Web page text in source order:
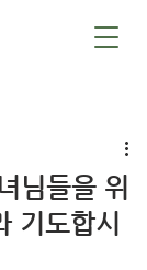
님들을 위
기도합시